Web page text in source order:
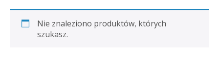
Nie znaleziono produktów, których
szukasz.